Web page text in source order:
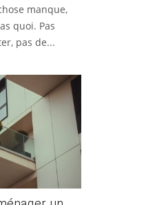
manque,
quoi. Pas
pas de...